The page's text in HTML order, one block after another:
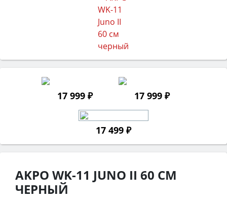
17 999 ₽ 17 999 ₽
17 499 ₽
AKPO WK-11 JUNO II 60 СМ
ЧЕРНЫЙ